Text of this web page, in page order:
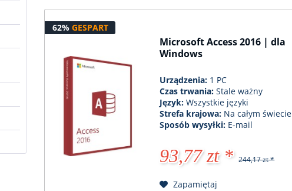
62% GESPART
Microsoft Access 2016 | dla
Windows
Urządzenia: 1 PC
Czas trwania:Stale ważny
Język:Wszystkie języki
Strefa krajowa: Na całym świecie
Sposób wysyłki: E-mail
93,77 zt * 244,17 zt *
Zapamiętaj